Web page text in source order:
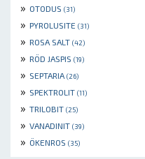
» OTODUS (31)
» PYROLUSITE (31)
» ROSA SALT (42)
» RÖD JASPIS (19)
» SEPTARIA (26)
» SPEKTROLIT (11)
» TRILOBIT (25)
» VANADINIT (39)
» ÖKENROS (35)